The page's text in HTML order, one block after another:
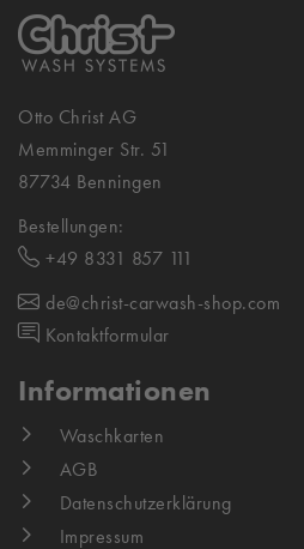
Otto Christ AG
Memminger Str. 51
87734 Benningen
Bestellungen:
+49 8331 857 111
de@christ-carwash-shop.com
Kontaktformular
Informationen
Waschkarten
AGB
Datenschutzerklärung
Impressum